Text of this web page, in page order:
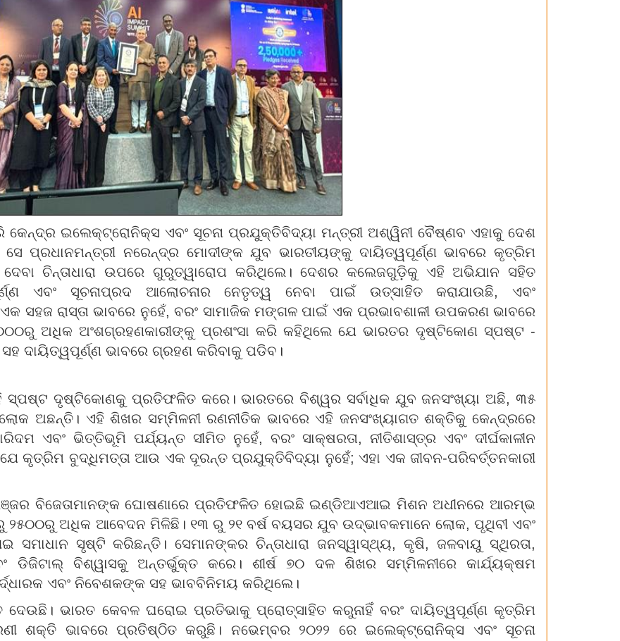
ଇଲେକ୍ଟ୍ରୋନିକ୍ସ ଏବଂ ସୂଚନା ପ୍ରଯୁକ୍ତିବିଦ୍ୟା ମନ୍ତ୍ରୀ ଅଶ୍ୱିନୀ ବୈଷ୍ଣବ ଏହାକୁ ଦେଶ
ପ୍ରଧାନମନ୍ତ୍ରୀ ନରେନ୍ଦ୍ର ମୋଦୀଙ୍କ ଯୁବ ଭାରତୀୟଙ୍କୁ ଦାୟିତ୍ୱପୂର୍ଣ୍ଣ ଭାବରେ କୃତ୍ରିମ
ଚିନ୍ତାଧାରା ଉପରେ ଗୁରୁତ୍ୱାରୋପ କରିଥିଲେ। ଦେଶର କଲେଜଗୁଡ଼ିକୁ ଏହି ଅଭିଯାନ ସହିତ
ଏବଂ ସୂଚନାପ୍ରଦ ଆଲୋଚନାର ନେତୃତ୍ୱ ନେବା ପାଇଁ ଉତ୍ସାହିତ କରାଯାଉଛି, ଏବଂ
ସହଜ ରାସ୍ତା ଭାବରେ ନୁହେଁ, ବରଂ ସାମାଜିକ ମଙ୍ଗଳ ପାଇଁ ଏକ ପ୍ରଭାବଶାଳୀ ଉପକରଣ ଭାବରେ
ଅଧିକ ଅଂଶଗ୍ରହଣକାରୀଙ୍କୁ ପ୍ରଶଂସା କରି କହିଥିଲେ ଯେ ଭାରତର ଦୃଷ୍ଟିକୋଣ ସ୍ପଷ୍ଟ -
ଦାୟିତ୍ୱପୂର୍ଣ୍ଣ ଭାବରେ ଗ୍ରହଣ କରିବାକୁ ପଡିବ।
ସ୍ପଷ୍ଟ ଦୃଷ୍ଟିକୋଣକୁ ପ୍ରତିଫଳିତ କରେ। ଭାରତରେ ବିଶ୍ୱର ସର୍ବାଧିକ ଯୁବ ଜନସଂଖ୍ୟା ଅଛି, ୩୫
ଅଛନ୍ତି। ଏହି ଶିଖର ସମ୍ମିଳନୀ ରଣନୀତିକ ଭାବରେ ଏହି ଜନସଂଖ୍ୟାଗତ ଶକ୍ତିକୁ କେନ୍ଦ୍ରରେ
ଏବଂ ଭିତ୍ତିଭୂମି ପର୍ଯ୍ୟନ୍ତ ସୀମିତ ନୁହେଁ, ବରଂ ସାକ୍ଷରତା, ନୀତିଶାସ୍ତ୍ର ଏବଂ ଦୀର୍ଘକାଳୀନ
କୃତ୍ରିମ ବୁଦ୍ଧିମତ୍ତା ଆଉ ଏକ ଦୂରନ୍ତ ପ୍ରଯୁକ୍ତିବିଦ୍ୟା ନୁହେଁ; ଏହା ଏକ ଜୀବନ-ପରିବର୍ତ୍ତନକାରୀ
ବିଜେତାମାନଙ୍କ ଘୋଷଣାରେ ପ୍ରତିଫଳିତ ହୋଇଛି ଇଣ୍ଡିଆଏଆଇ ମିଶନ ଅଧୀନରେ ଆରମ୍ଭ
୨୫୦୦ରୁ ଅଧିକ ଆବେଦନ ମିଳିଛି। ୧୩ ରୁ ୨୧ ବର୍ଷ ବୟସର ଯୁବ ଉଦ୍ଭାବକମାନେ ଲୋକ, ପୃଥିବୀ ଏବଂ
ସୃଷ୍ଟି କରିଛନ୍ତି। ସେମାନଙ୍କର ଚିନ୍ତାଧାରା ଜନସ୍ୱାସ୍ଥ୍ୟ, କୃଷି, ଜଳବାୟୁ ସ୍ଥିରତା,
ଡିଜିଟାଲ୍ ବିଶ୍ୱାସକୁ ଅନ୍ତର୍ଭୁକ୍ତ କରେ। ଶୀର୍ଷ ୭୦ ଦଳ ଶିଖର ସମ୍ମିଳନୀରେ କାର୍ଯ୍ୟକ୍ଷମ
ଏବଂ ନିବେଶକଙ୍କ ସହ ଭାବବିନିମୟ କରିଥିଲେ।
ଦେଉଛି। ଭାରତ କେବଳ ଘରୋଇ ପ୍ରତିଭାକୁ ପ୍ରୋତ୍ସାହିତ କରୁନାହିଁ ବରଂ ଦାୟିତ୍ୱପୂର୍ଣ୍ଣ କୃତ୍ରିମ
ଶକ୍ତି ଭାବରେ ପ୍ରତିଷ୍ଠିତ କରୁଛି। ନଭେମ୍ବର ୨୦୨୨ ରେ ଇଲେକ୍ଟ୍ରୋନିକ୍ସ ଏବଂ ସୂଚନା